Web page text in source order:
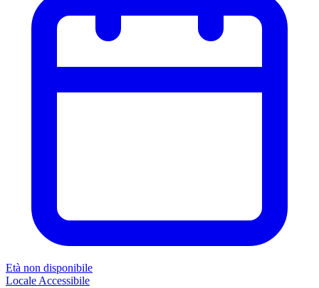
Età non disponibile
Locale Accessibile